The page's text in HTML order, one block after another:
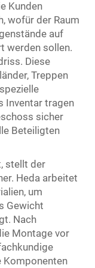
Kunden
wofür der Raum
auf
werden sollen.
Diese
Treppen
Inventar tragen
sicher
Beteiligten
stellt der
Heda arbeitet
um
Gewicht
Nach
Montage vor